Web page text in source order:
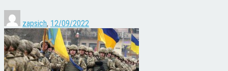
zapsich, 12/09/2022